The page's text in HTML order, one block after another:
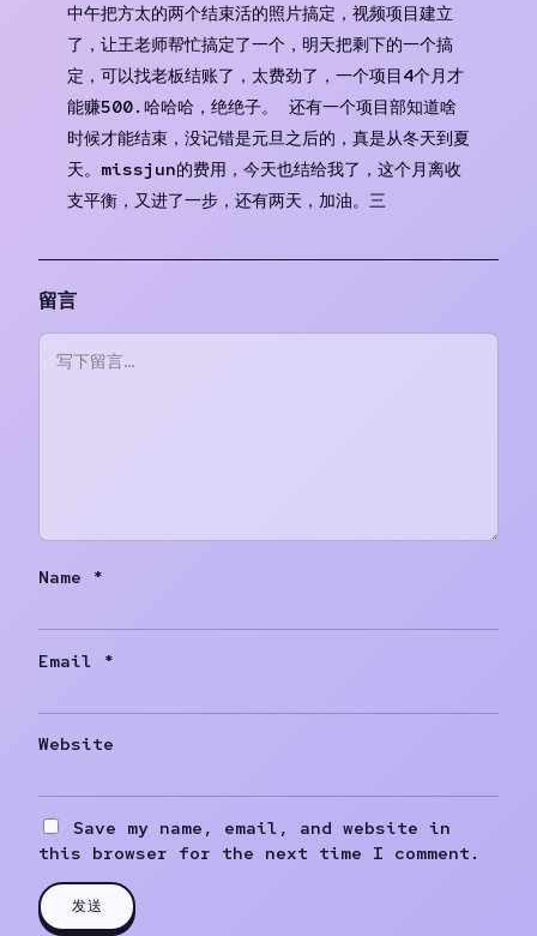
中午把方太的两个结束活的照片搞定，视频项目建立
了，让王老师帮忙搞定了一个，明天把剩下的一个搞
定，可以找老板结账了，太费劲了，一个项目4个月才
能赚500.哈哈哈，绝绝子。 还有一个项目部知道啥
时候才能结束，没记错是元旦之后的，真是从冬天到夏
天。missjun的费用，今天也结给我了，这个月离收
支平衡，又进了一步，还有两天，加油。三
留言
Name *
Email *
Website
Save my name, email, and website in
this browser for the next time I comment.